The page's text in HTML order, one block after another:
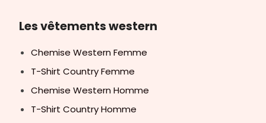
Les vêtements western
Chemise Western Femme
T-Shirt Country Femme
Chemise Western Homme
T-Shirt Country Homme